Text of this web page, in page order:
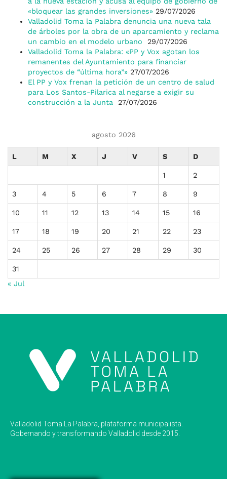
«bloquear las grandes inversiones» 29/07/2026
Valladolid Toma la Palabra denuncia una nueva tala
de árboles por la obra de un aparcamiento y reclama
un cambio en el modelo urbano
29/07/2026
Valladolid Toma la Palabra: «PP y Vox agotan los
remanentes del Ayuntamiento para financiar
proyectos de “última hora”» 27/07/2026
El PP y Vox frenan la petición de un centro de salud
para Los Santos-Pilarica al negarse a exigir su
construcción a la Junta
27/07/2026
agosto 2026
L M X J V S D
1 2
3 4 5 6 7 8 9
10 11 12 13 14 15 16
17 18 19 20 21 22 23
24 25 26 27 28 29 30
31
« Jul
Valladolid Toma La Palabra, plataforma municipalista.
Gobernando y transformando Valladolid desde 2015.